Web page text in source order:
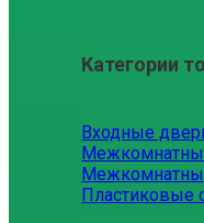
Категории
Входные
Пластиковые